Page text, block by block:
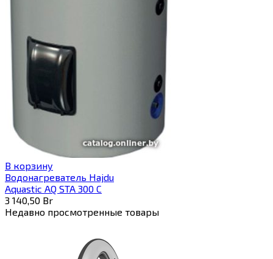
В корзину
Водонагреватель Hajdu
Aquastic AQ STA 300 C
3 140,50 Br
Недавно просмотренные товары